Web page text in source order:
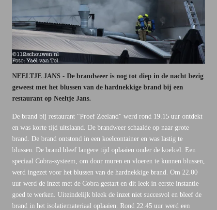
NEELTJE JANS - De brandweer is nog tot diep in de nacht bezig
geweest met het blussen van de hardnekkige brand bij een
restaurant op Neeltje Jans.
De brand bij restaurant "Proef Zeeland" werd rond 19.15 uur ontdekt
en was korte tijd uitslaand. De brandweer schaalde op naar grote
brand. De brand ontstond in een koelcontainer en was lastig te
blussen. De brand bleef langere tijd oplaaien onder de koelcel. Een
speciaal Cobra-systeem, om door muren en vloeren te kunnen blussen,
werd ingezet voor het blussen van de hardnekkige brand. Om 22.00
uur werd de inzet met de Cobra gestart en dit leek in eerste instantie
goed te werken. Uiteindelijk bleek de inzet niet succesvol en bleef de
brand in het isolatiemateriaal oplaaien. Rond 22.45 uur werd een